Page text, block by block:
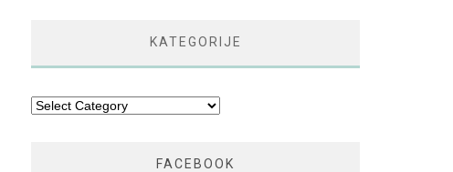
KATEGORIJE
Kategorije
FACEBOOK